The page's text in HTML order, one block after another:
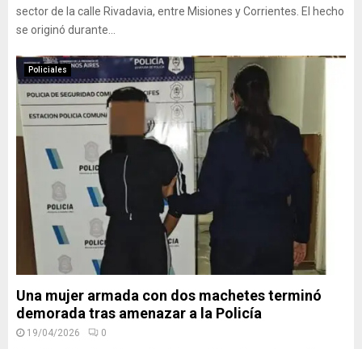
sector de la calle Rivadavia, entre Misiones y Corrientes. El hecho
se originó durante...
Policiales
Una mujer armada con dos machetes terminó
demorada tras amenazar a la Policía
19/04/2026 0